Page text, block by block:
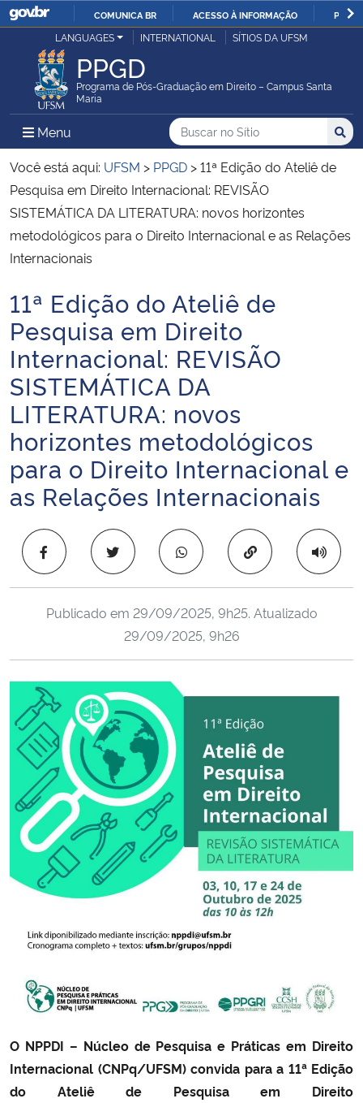
IR
O
COMUNICA BR ACESSO À INFORMAÇÃO
Ministério da Justiça e Segurança Pública
Ministério da Defesa
Ministério das Relações Exteriores
Ministério da Economia
Ministério da Infraestrutura
Ministério da Educação
Ministério da Cidadania
Ministério da Saúde
Ministério de Minas e Energia
Ministério da Ciência, Tecnologia, Inovações e Comunicações
Ministério do Meio Ambiente
Ministério do Turismo
Ministério do Desenvolvimento Regional
Controladoria-Geral da União
Ministério da Mulher, da Família e dos Direitos Humanos
Secretaria-Geral
Secretaria de Governo
Gabinete de Segurança Institucional
Advocacia-Geral da União
Banco Central do Brasil
Planalto
LANGUAGES INTERNATIONAL SÍTIOS DA UFSM
PPGD
Programa de Pós-Graduação em Direito – Campus Santa
Maria
Menu Menu Principal do Sítio
Busca
Buscar no no Sítio
Busca:
Você está aqui: UFSM > PPGD >11ª Edição do Ateliê de
Pesquisa em Direito Internacional: REVISÃO
SISTEMÁTICA DA LITERATURA: novos horizontes
metodológicos para o Direito Internacional e as Relações
Internacionais
Início do conteúdo
11ª Edição do Ateliê de
Pesquisa em Direito
Internacional: REVISÃO
SISTEMÁTICA DA
LITERATURA: novos
horizontes metodológicos
para o Direito Internacional e
as Relações Internacionais
Copiar para área
Publicado em 29/09/2025, 9h25. Atualizado
29/09/2025, 9h26
O NPPDI – Núcleo de Pesquisa e Práticas em Direito
Internacional (CNPq/UFSM) convida para a 11ª Edição
do Ateliê de Pesquisa em Direito